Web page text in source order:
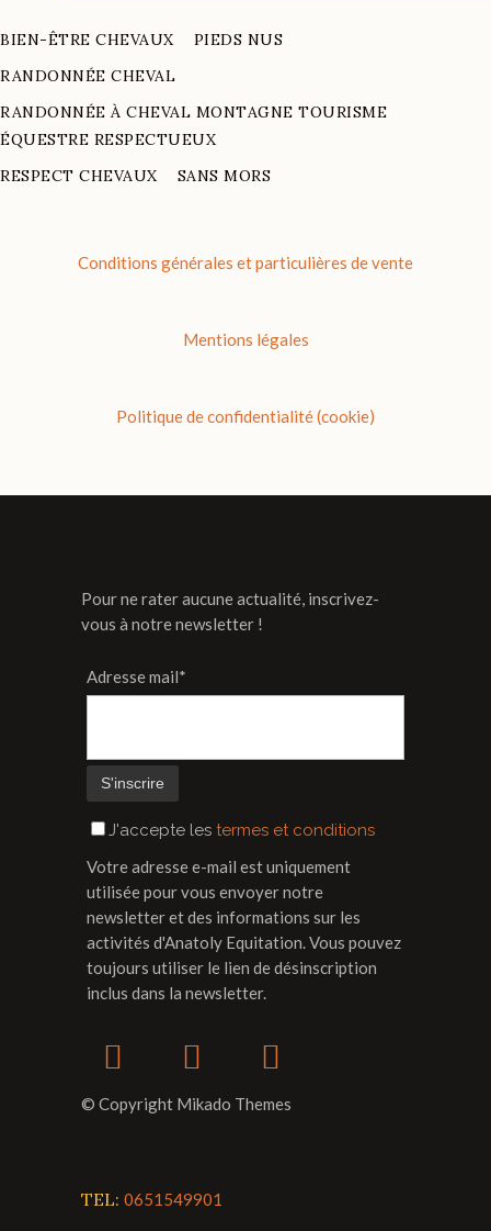
BIEN-ÊTRE CHEVAUX
PIEDS NUS
RANDONNÉE CHEVAL
RANDONNÉE À CHEVAL MONTAGNE TOURISME
ÉQUESTRE RESPECTUEUX
RESPECT CHEVAUX
SANS MORS
Conditions générales et particulières de vente
Mentions légales
Politique de confidentialité (cookie)
Pour ne rater aucune actualité, inscrivez-
vous à notre newsletter !
Adresse mail*
J'accepte les termes et conditions
Votre adresse e-mail est uniquement
utilisée pour vous envoyer notre
newsletter et des informations sur les
activités d'Anatoly Equitation. Vous pouvez
toujours utiliser le lien de désinscription
inclus dans la newsletter.
© Copyright Mikado Themes
TEL: 0651549901